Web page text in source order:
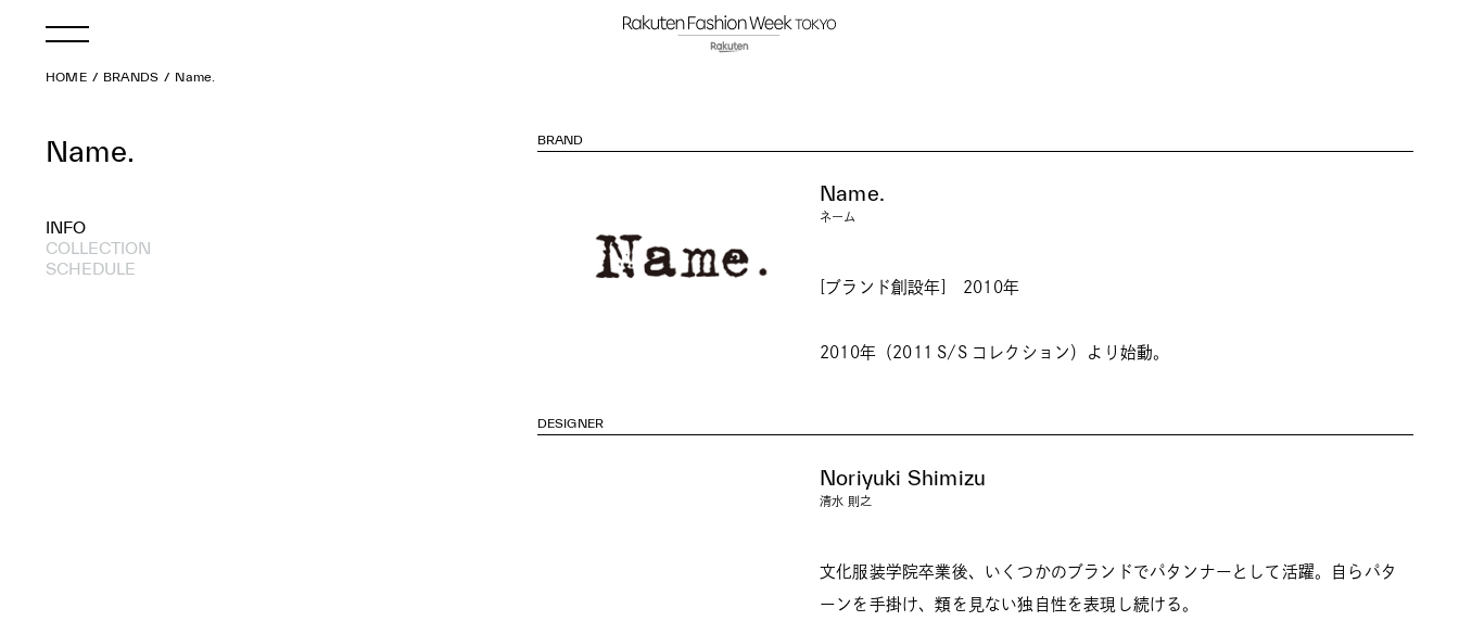
HOME BRANDS Name.
Name.
INFO
COLLECTION
SCHEDULE
BRAND
Name.
ネーム
[ブランド創設年] 2010年
2010年（2011 S/S コレクション）より始動。
DESIGNER
Noriyuki Shimizu
清水 則之
文化服装学院卒業後、いくつかのブランドでパタンナーとして活躍。自らパタ
ーンを手掛け、類を見ない独自性を表現し続ける。